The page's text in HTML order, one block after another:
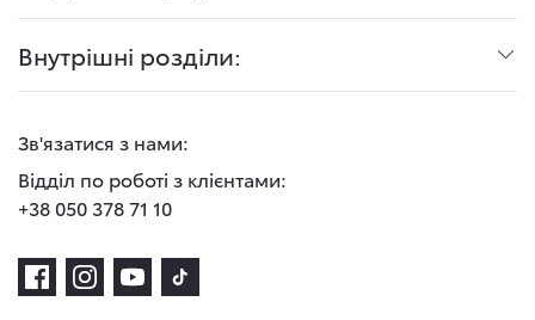
Внутрішні розділи:
Зв'язатися з нами:
Відділ по роботі з клієнтами:
+38 050 378 71 10